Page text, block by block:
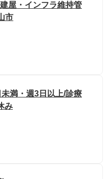
屋・インフラ維持管
市
満・週3日以上/診療
み